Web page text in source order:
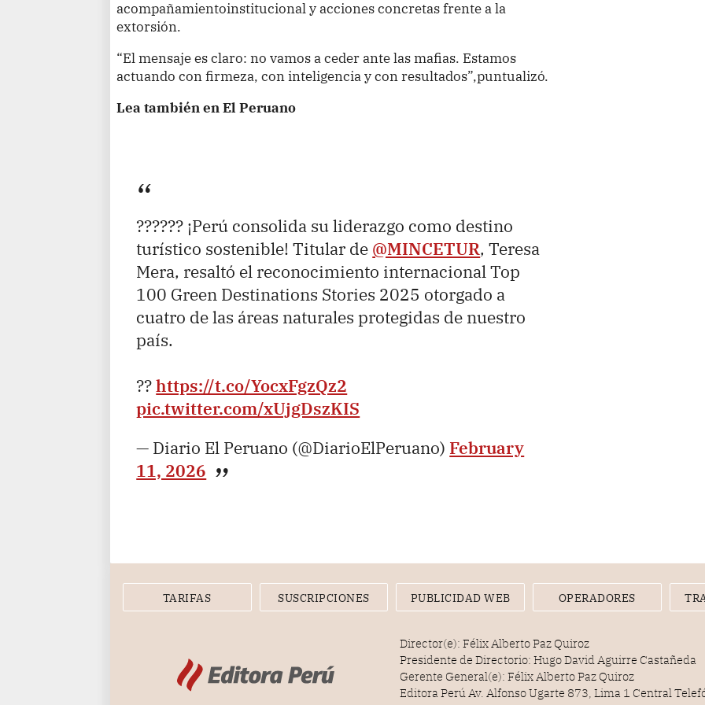
acompañamientoinstitucional y acciones concretas frente a la
extorsión.
“El mensaje es claro: no vamos a ceder ante las mafias. Estamos
actuando con firmeza, con inteligencia y con resultados”,puntualizó.
Lea también en El Peruano
?????? ¡Perú consolida su liderazgo como destino
turístico sostenible! Titular de @MINCETUR, Teresa
Mera, resaltó el reconocimiento internacional Top
100 Green Destinations Stories 2025 otorgado a
cuatro de las áreas naturales protegidas de nuestro
país.
??https://t.co/YocxFgzQz2
pic.twitter.com/xUjgDszKIS
— Diario El Peruano (@DiarioElPeruano) February
11, 2026
TARIFAS SUSCRIPCIONES PUBLICIDAD WEB OPERADORES
Director(e): Félix Alberto Paz Quiroz
Presidente de Directorio: Hugo David Aguirre Castañeda
Gerente General(e): Félix Alberto Paz Quiroz
Editora Perú Av. Alfonso Ugarte 873, Lima 1 Central